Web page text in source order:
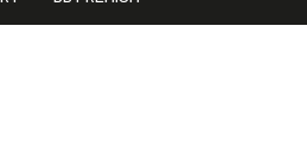
/ 1° Ottobre